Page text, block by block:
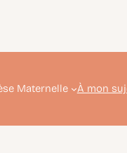
Maternelle À mon